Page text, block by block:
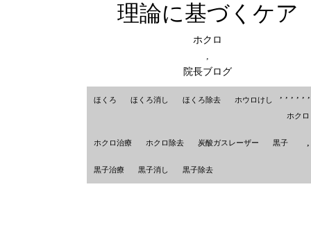
理論に基づくケア
ホクロ
,
院長ブログ
ほくろ ,
ほくろ消し ,
ほくろ除去 ,
ホウロけし ,
ホクロ
,
ホクロ治療 ホクロ除去 炭酸ガスレーザー 黒子
黒子治療 黒子消し
,
黒子除去